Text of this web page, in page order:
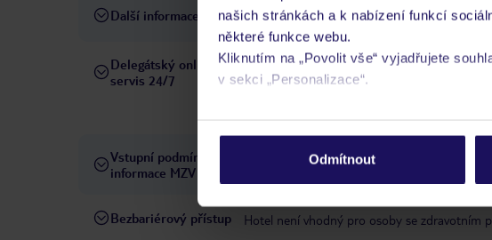
našich stránkách a k nabízení funkcí
některé funkce webu.
Kliknutím na „Povolit vše“ vyjadřujete
v sekci „Personalizace“.
Podrobné informace o souborech cookie
Odmítnout
Další informace domácí zvířata nepovolena
Delegátský online
servis 24/7
Ve Vámi rezervovaném hotelu je péče
telefonicky, SMS a přes chat v aplikaci TUI
Vstupní podmínky a
informace MZV
Přečtěte si vstupní podmínky a informace
Bezbariérový přístup Hotel není vhodný pro osoby se zdravotním